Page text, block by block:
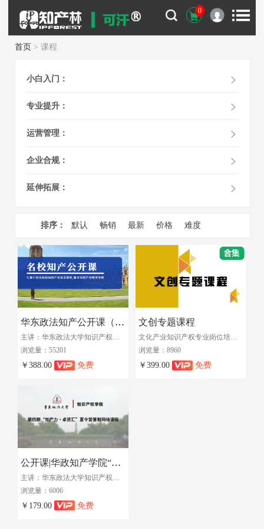
0
首页 > 课程
小白入门：
专业提升：
运营管理：
企业合规：
延伸拓展：
排序： 默认 畅销 最新 价格 难度
华东政法知产公开课（2018）
主讲：华东政法大学知识产权学院 丨 教授
浏览量：55201
￥388.00 免费
文创专题课程
文化产业知识产权专业岗位培训班（第三期课程）
浏览量：8960
￥399.00 免费
公开课|华政知产学院“知产力·卓贤汇”夏令营暑期网络课程（2019）
浏览量：6006
￥179.00 免费